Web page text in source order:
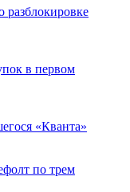
в первом
«Кванта»
по трем